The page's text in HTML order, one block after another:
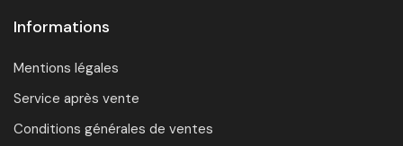
Informations
Mentions légales
Service après vente
Conditions générales de ventes